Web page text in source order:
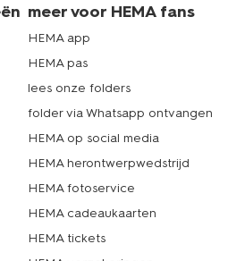
meer voor HEMA fans
HEMA app
HEMA pas
lees onze folders
folder via Whatsapp ontvangen
HEMA op social media
HEMA herontwerpwedstrijd
HEMA fotoservice
HEMA cadeaukaarten
HEMA tickets